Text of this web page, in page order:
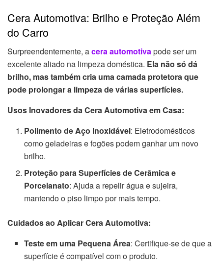
Cera Automotiva: Brilho e Proteção Além
do Carro
Surpreendentemente, acera automotivapode ser um
excelente aliado na limpeza doméstica. Ela não só dá
brilho, mas também cria uma camada protetora que
pode prolongar a limpeza de várias superfícies.
Usos Inovadores da Cera Automotiva em Casa:
Polimento de Aço Inoxidável: Eletrodomésticos
como geladeiras e fogões podem ganhar um novo
brilho.
Proteção para Superfícies de Cerâmica e
Porcelanato: Ajuda a repelir água e sujeira,
mantendo o piso limpo por mais tempo.
Cuidados ao Aplicar Cera Automotiva:
Teste em uma Pequena Área: Certifique-se de que a
superfície é compatível com o produto.